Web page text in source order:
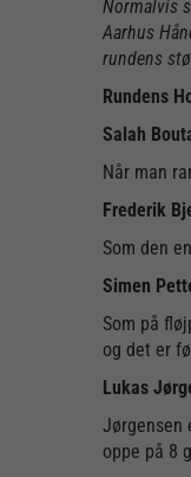
Normalvis
Aarhus
rundens
Rundens
Salah
Når man
Frederik
Som den
Simen
Som på
og det er
Lukas
Jørgensen
oppe på 8